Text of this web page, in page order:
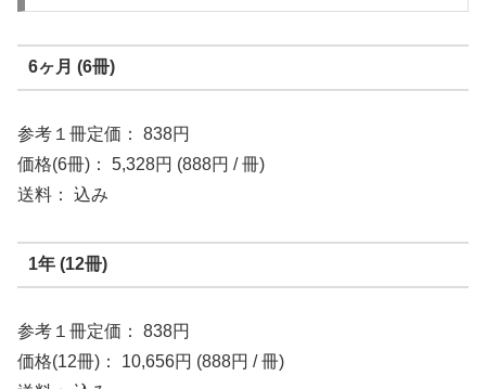
6ヶ月 (6冊)
参考１冊定価： 838円
価格(6冊)： 5,328円 (888円 / 冊)
送料： 込み
1年 (12冊)
参考１冊定価： 838円
価格(12冊)： 10,656円 (888円 / 冊)